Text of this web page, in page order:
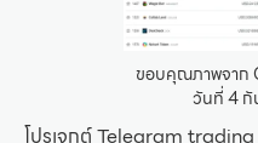
ขอบคุณภาพจาก
วันที่ 4 กั
โปรเจกต์ Telegram